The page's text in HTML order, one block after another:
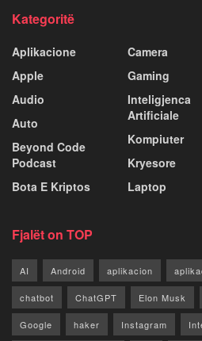
Kategoritë
Aplikacione
Apple
Audio
Auto
Beyond Code
Podcast
Bota E Kriptos
Camera
Gaming
Inteligjenca
Artificiale
Kompiuter
Kryesore
Laptop
Fjalët on TOP
AI Android aplikacion
chatbot ChatGPT Elon Musk
Google haker Instagram